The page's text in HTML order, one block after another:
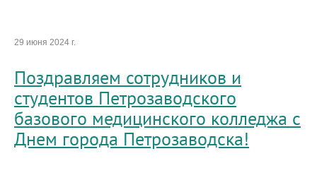
29 июня 2024 г.
Поздравляем сотрудников и
студентов Петрозаводского
базового медицинского колледжа с
Днем города Петрозаводска!